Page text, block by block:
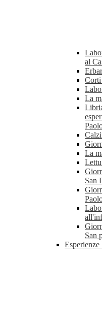
al
Corti
La
La
San
San